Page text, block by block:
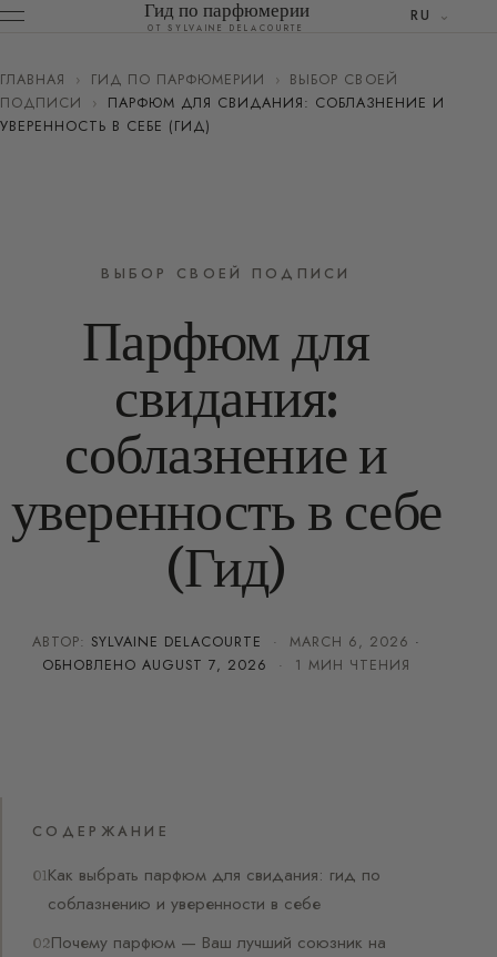
Гид по парфюмерии
ОТ SYLVAINE DELACOURTE
RU
ГЛАВНАЯ › ГИД ПО ПАРФЮМЕРИИ › ВЫБОР СВОЕЙ
ПОДПИСИ
›
ПАРФЮМ ДЛЯ СВИДАНИЯ: СОБЛАЗНЕНИЕ И
УВЕРЕННОСТЬ В СЕБЕ (ГИД)
ВЫБОР СВОЕЙ ПОДПИСИ
Парфюм для
свидания:
соблазнение и
уверенность в себе
(Гид)
АВТОР: SYLVAINE DELACOURTE ·MARCH 6, 2026 ·
ОБНОВЛЕНО AUGUST 7, 2026 · 1 МИН ЧТЕНИЯ
СОДЕРЖАНИЕ
Как выбрать парфюм для свидания: гид по
соблазнению и уверенности в себе
Почему парфюм — Ваш лучший союзник на